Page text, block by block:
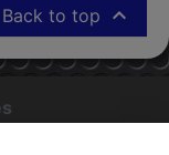
Back to top 